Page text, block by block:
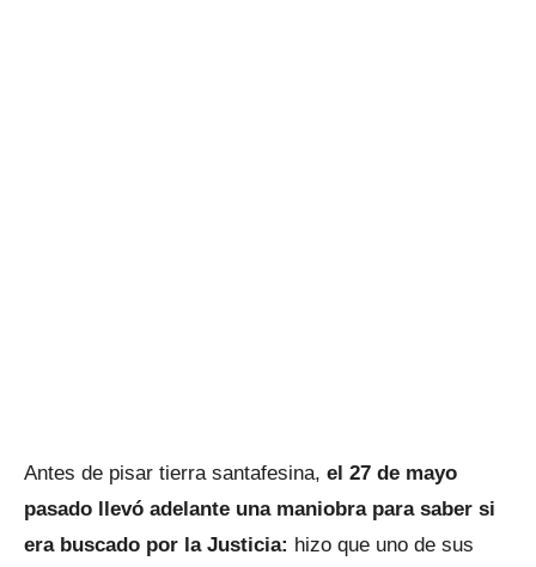
Antes de pisar tierra santafesina, el 27 de mayo
pasado llevó adelante una maniobra para saber si
era buscado por la Justicia: hizo que uno de sus